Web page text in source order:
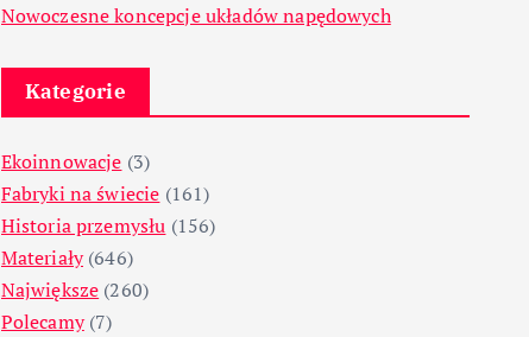
Nowoczesne koncepcje układów napędowych
Kategorie
Ekoinnowacje (3)
Fabryki na świecie (161)
Historia przemysłu (156)
Materiały(646)
Największe (260)
Polecamy(7)